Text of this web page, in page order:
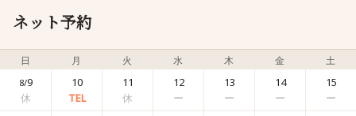
ネット予約
日 月 火 水 木 金 土
8/9 10 11 12 13 14 15